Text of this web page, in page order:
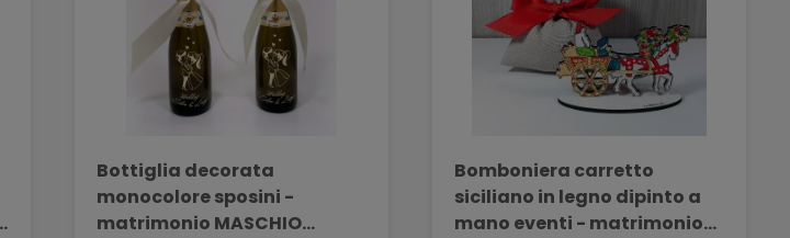
Bottiglia decorata
monocolore sposini -
matrimonio MASCHIO
Bomboniera carretto
siciliano in legno dipinto a
mano eventi - matrimonio